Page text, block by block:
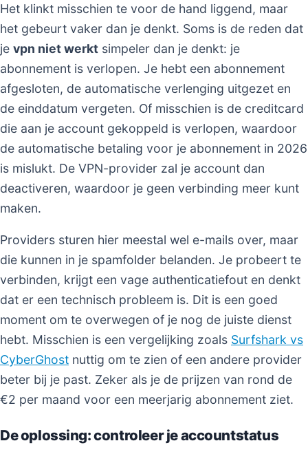
Het klinkt misschien te voor de hand liggend, maar
het gebeurt vaker dan je denkt. Soms is de reden dat
je vpn niet werkt simpeler dan je denkt: je
abonnement is verlopen. Je hebt een abonnement
afgesloten, de automatische verlenging uitgezet en
de einddatum vergeten. Of misschien is de creditcard
die aan je account gekoppeld is verlopen, waardoor
de automatische betaling voor je abonnement in 2026
is mislukt. De VPN-provider zal je account dan
deactiveren, waardoor je geen verbinding meer kunt
maken.
Providers sturen hier meestal wel e-mails over, maar
die kunnen in je spamfolder belanden. Je probeert te
verbinden, krijgt een vage authenticatiefout en denkt
dat er een technisch probleem is. Dit is een goed
moment om te overwegen of je nog de juiste dienst
hebt. Misschien is een vergelijking zoals Surfshark vs
CyberGhost nuttig om te zien of een andere provider
beter bij je past. Zeker als je de prijzen van rond de
€2 per maand voor een meerjarig abonnement ziet.
De oplossing: controleer je accountstatus